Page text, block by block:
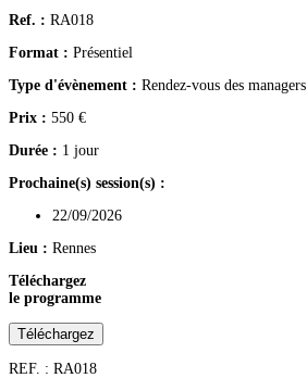
Ref. : RA018
Format : Présentiel
Type d'évènement : Rendez-vous des managers
Prix : 550 €
Durée : 1 jour
Prochaine(s) session(s) :
22/09/2026
Lieu : Rennes
Téléchargez
le programme
Téléchargez
REF. : RA018